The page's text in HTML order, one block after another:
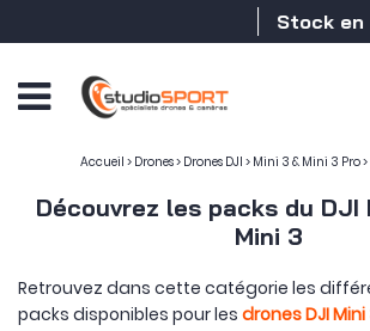
Stock en
Accueil > Drones> Drones DJI > Mini 3 & Mini 3 Pro>
Découvrez les packs du DJI
Mini 3
Retrouvez dans cette catégorie les
packs disponibles pour les drones DJI Mini